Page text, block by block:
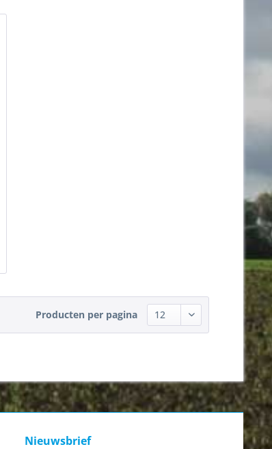
Producten per pagina
Nieuwsbrief